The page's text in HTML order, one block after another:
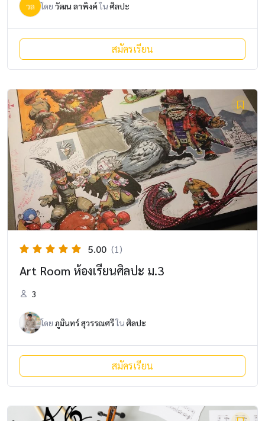
วล โดย วัฒน ลาพิงค์ในศิลปะ
สมัครเรียน
5.00 (1)
Art Room ห้องเรียนศิลปะ ม.3
3
โดย ภูมินทร์ สุวรรณศรีในศิลปะ
สมัครเรียน